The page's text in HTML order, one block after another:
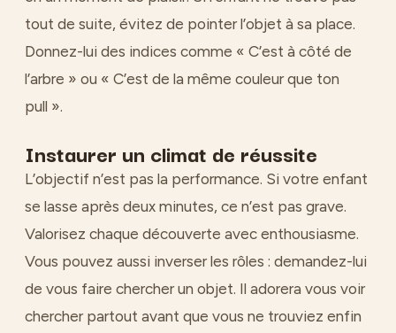
tout de suite, évitez de pointer l’objet à sa place.
Donnez-lui des indices comme « C’est à côté de
l’arbre » ou « C’est de la même couleur que ton
pull ».
Instaurer un climat de réussite
L’objectif n’est pas la performance. Si votre enfant
se lasse après deux minutes, ce n’est pas grave.
Valorisez chaque découverte avec enthousiasme.
Vous pouvez aussi inverser les rôles : demandez-lui
de vous faire chercher un objet. Il adorera vous voir
chercher partout avant que vous ne trouviez enfin